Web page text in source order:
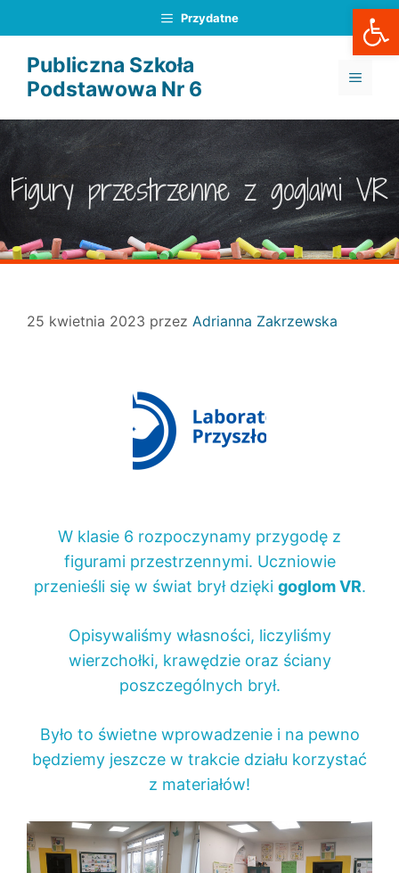
do
treści
Przydatne
Publiczna Szkoła
Podstawowa Nr 6
MENU
Figury przestrzenne z goglami VR
25 kwietnia 2023 przez Adrianna Zakrzewska
W klasie 6 rozpoczynamy przygodę z
figurami przestrzennymi. Uczniowie
przenieśli się w świat brył dzięki goglom VR.
Opisywaliśmy własności, liczyliśmy
wierzchołki, krawędzie oraz ściany
poszczególnych brył.
Było to świetne wprowadzenie i na pewno
będziemy jeszcze w trakcie działu korzystać
z materiałów!